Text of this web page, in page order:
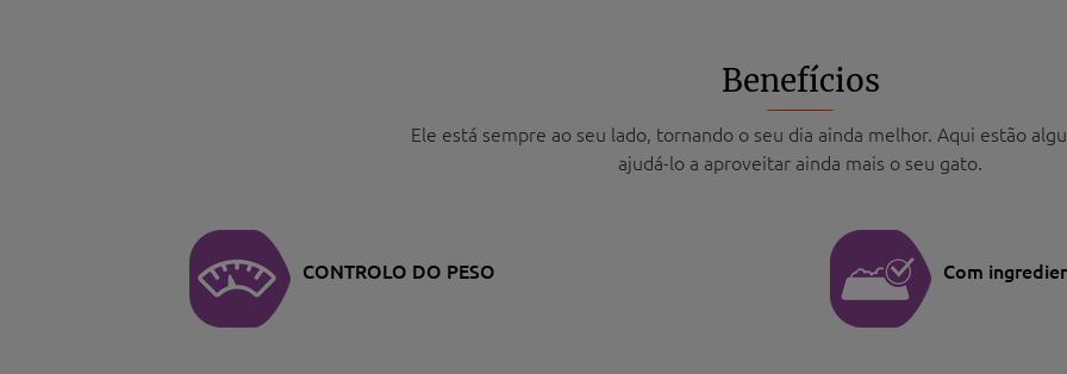
Benefícios
Ele está sempre ao seu lado, tornando o seu dia ainda melhor. Aqui estão
ajudá-lo a aproveitar ainda mais o seu gato.
CONTROLO DO PESO Com